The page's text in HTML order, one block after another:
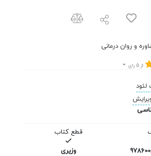
از 5 رای
قطع کتاب
وزیری